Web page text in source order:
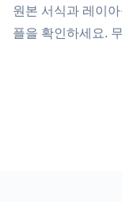
원본 서식과 레이
플을 확인하세요.